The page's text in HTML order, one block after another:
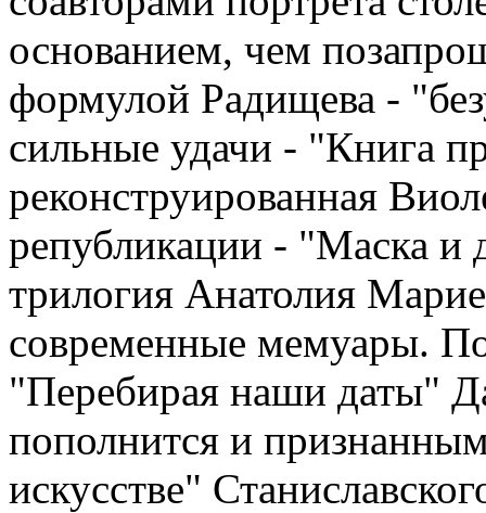
основанием, чем
формулой Радищева -
сильные удачи - "Книга
реконструированная
републикации - "Маска
трилогия Анатолия
современные мемуары.
"Перебирая наши даты"
пополнится и
искусстве"